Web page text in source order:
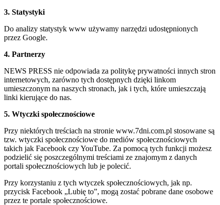
3. Statystyki
Do analizy statystyk www używamy narzędzi udostępnionych
przez Google.
4. Partnerzy
NEWS PRESS nie odpowiada za politykę prywatności innych stron
internetowych, zarówno tych dostępnych dzięki linkom
umieszczonym na naszych stronach, jak i tych, które umieszczają
linki kierujące do nas.
5. Wtyczki społecznościowe
Przy niektórych treściach na stronie www.7dni.com.pl stosowane są
tzw. wtyczki społecznościowe do mediów społecznościowych
takich jak Facebook czy YouTube. Za pomocą tych funkcji możesz
podzielić się poszczególnymi treściami ze znajomym z danych
portali społecznościowych lub je polecić.
Przy korzystaniu z tych wtyczek społecznościowych, jak np.
przycisk Facebook „Lubię to”, mogą zostać pobrane dane osobowe
przez te portale społecznościowe.